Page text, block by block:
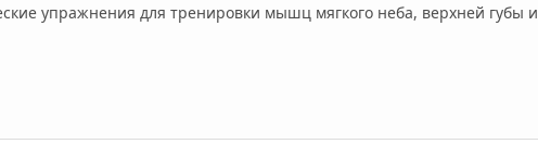
упражнения для тренировки мышц мягкого неба, верхней губы